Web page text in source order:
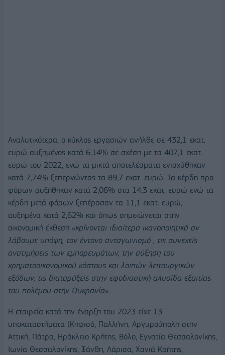
Αναλυτικότερα, ο κύκλος εργασιών ανήλθε σε 432,1 εκατ.
ευρώ αυξημένος κατά 6,14% σε σχέση με τα 407,1 εκατ.
ευρώ του 2022, ενώ τα μικτά αποτελέσματα ενισχύθηκαν
κατά 7,74% ξεπερνώντας τα 89,7 εκατ. ευρώ. Τα κέρδη προ
φόρων αυξήθηκαν κατά 2,06% στα 14,3 εκατ. ευρώ ενώ τα
κέρδη μετά φόρων ξεπέρασαν τα 11,1 εκατ. ευρώ,
αυξημένα κατά 2,62% και όπως σημειώνεται στην
οικονομική έκθεση «κρίνονται ιδιαίτερα ικανοποιητικά αν
λάβουμε υπόψη, τον έντονο ανταγωνισμό , τις συνεχείς
ανατιμήσεις των εμπορευμάτων, την αύξηση του
χρηματοοικονομικού κόστους και λοιπών λειτουργικών
εξόδων, τις διαταράξεις στην εφοδιαστική αλυσίδα εξαιτίας
του πολέμου στην Ουκρανία».
Η εταιρεία κατά την έναρξη του 2023 είχε 13
υποκαταστήματα (Κηφισό, Παλλήνη, Αργυρούπολη στην
Αττική, Πάτρα, Ηράκλειο Κρήτης, Βόλο, Εγνατία Θεσσαλονίκης,
Ιωνία Θεσσαλονίκης, Ξάνθη, Λάρισα, Χανιά Κρήτης,